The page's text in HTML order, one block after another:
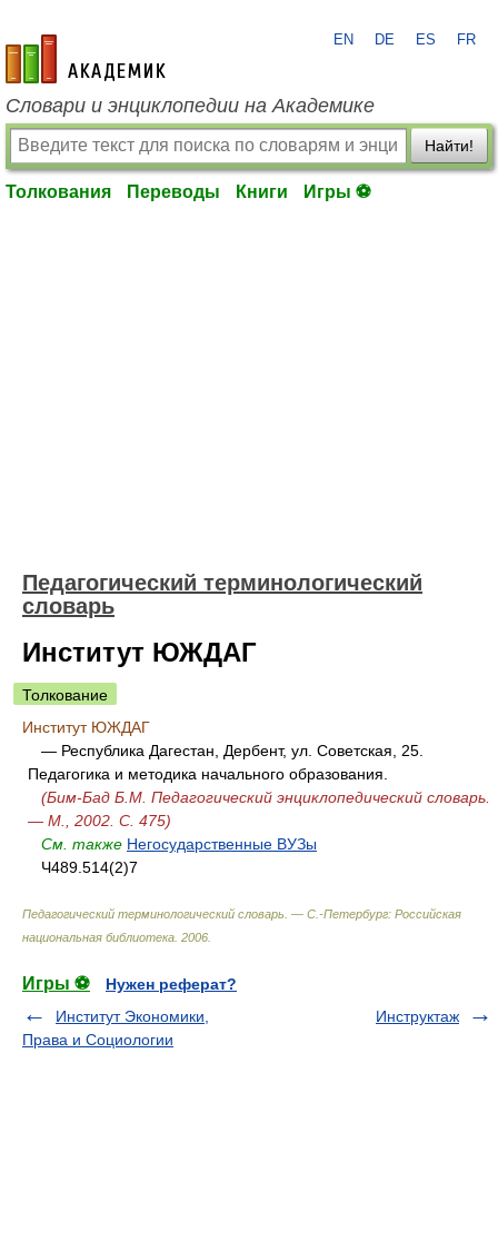
academic.ru
EN DE ES FR
Словари и энциклопедии на Академике
Найти!
Толкования Переводы Книги Игры ⚽
Педагогический терминологический
словарь
Институт ЮЖДАГ
Толкование
Институт ЮЖДАГ
— Республика Дагестан, Дербент, ул. Советская, 25.
Педагогика и методика начального образования.
(Бим-Бад Б.М. Педагогический энциклопедический словарь.
— М., 2002. С. 475)
См. также Негосударственные ВУЗы
Ч489.514(2)7
Педагогический терминологический словарь. — С.-Петербург: Российская
национальная библиотека 2006
Игры ⚽
Нужен реферат?
Институт Экономики,
Права и Социологии
Инструктаж